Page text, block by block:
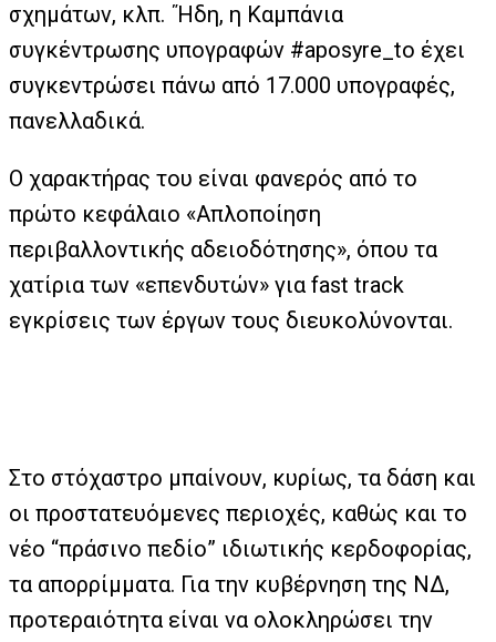
σχημάτων, κλπ. ΄Ήδη, η Καμπάνια
συγκέντρωσης υπογραφών #aposyre_to έχει
συγκεντρώσει πάνω από 17.000 υπογραφές,
πανελλαδικά.
Ο χαρακτήρας του είναι φανερός από το
πρώτο κεφάλαιο «Απλοποίηση
περιβαλλοντικής αδειοδότησης», όπου τα
χατίρια των «επενδυτών» για fast track
εγκρίσεις των έργων τους διευκολύνονται.
Στο στόχαστρο μπαίνουν, κυρίως, τα δάση και
οι προστατευόμενες περιοχές, καθώς και το
νέο “πράσινο πεδίο” ιδιωτικής κερδοφορίας,
τα απορρίμματα. Για την κυβέρνηση της ΝΔ,
προτεραιότητα είναι να ολοκληρώσει την